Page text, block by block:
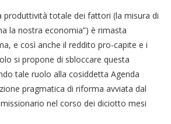
produttività totale dei fattori (la misura di
la nostra economia”) è rimasta
e così anche il reddito pro-capite e i
si propone di sbloccare questa
tale ruolo alla cosiddetta Agenda
pragmatica di riforma avviata dal
nel corso dei diciotto mesi